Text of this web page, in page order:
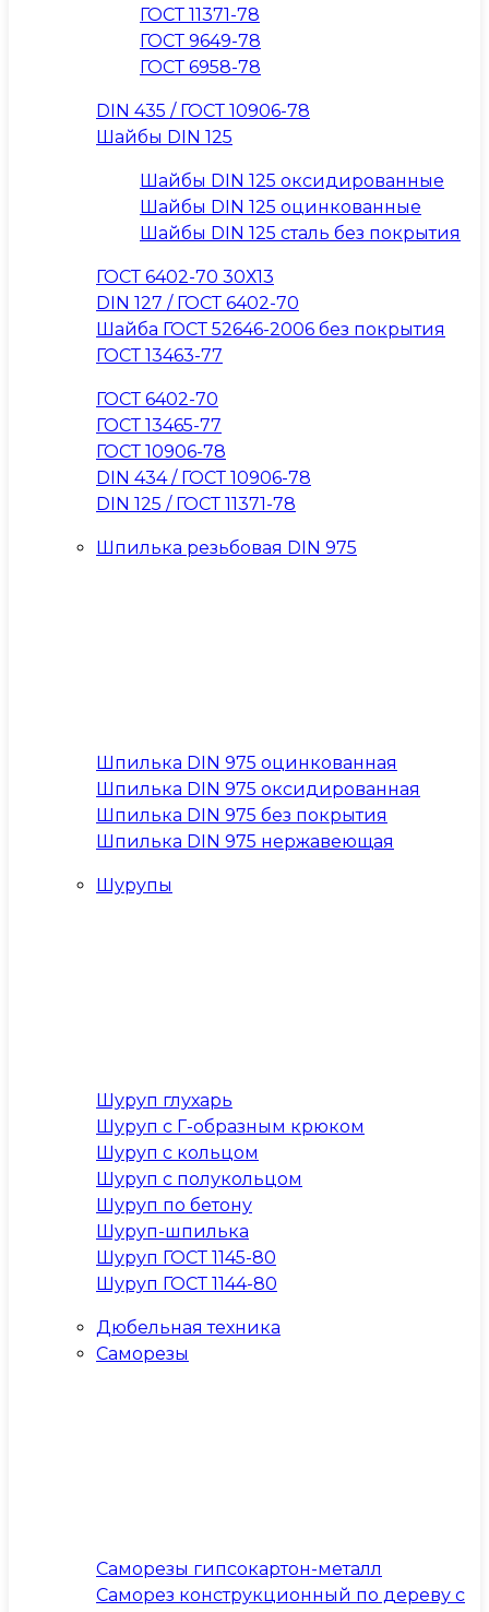
ГОСТ 11371-78
ГОСТ 9649-78
ГОСТ 6958-78
DIN 435 / ГОСТ 10906-78
Шайбы DIN 125
Шайбы DIN 125 оксидированные
Шайбы DIN 125 оцинкованные
Шайбы DIN 125 сталь без покрытия
ГОСТ 6402-70 30Х13
DIN 127 / ГОСТ 6402-70
Шайба ГОСТ 52646-2006 без покрытия
ГОСТ 13463-77
ГОСТ 6402-70
ГОСТ 13465-77
ГОСТ 10906-78
DIN 434 / ГОСТ 10906-78
DIN 125 / ГОСТ 11371-78
Шпилька резьбовая DIN 975
Шпилька DIN 975 оцинкованная
Шпилька DIN 975 оксидированная
Шпилька DIN 975 без покрытия
Шпилька DIN 975 нержавеющая
Шурупы
Шуруп глухарь
Шуруп с Г-образным крюком
Шуруп с кольцом
Шуруп с полукольцом
Шуруп по бетону
Шуруп-шпилька
Шуруп ГОСТ 1145-80
Шуруп ГОСТ 1144-80
Дюбельная техника
Саморезы
Саморезы гипсокартон-металл
Саморез конструкционный по дереву с